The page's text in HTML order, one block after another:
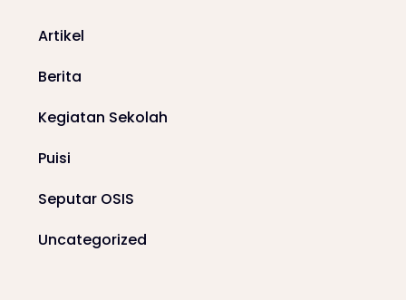
Artikel
Berita
Kegiatan Sekolah
Puisi
Seputar OSIS
Uncategorized